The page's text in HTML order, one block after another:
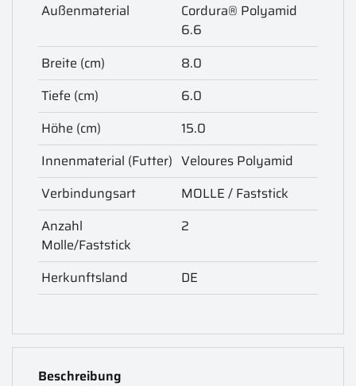
Außenmaterial
Cordura® Polyamid
6.6
Breite (cm)
8.0
Tiefe (cm)
6.0
Höhe (cm)
15.0
Innenmaterial (Futter) Veloures Polyamid
Verbindungsart
MOLLE / Faststick
Anzahl
Molle/Faststick
2
Herkunftsland DE
Beschreibung